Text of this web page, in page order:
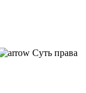
Суть права